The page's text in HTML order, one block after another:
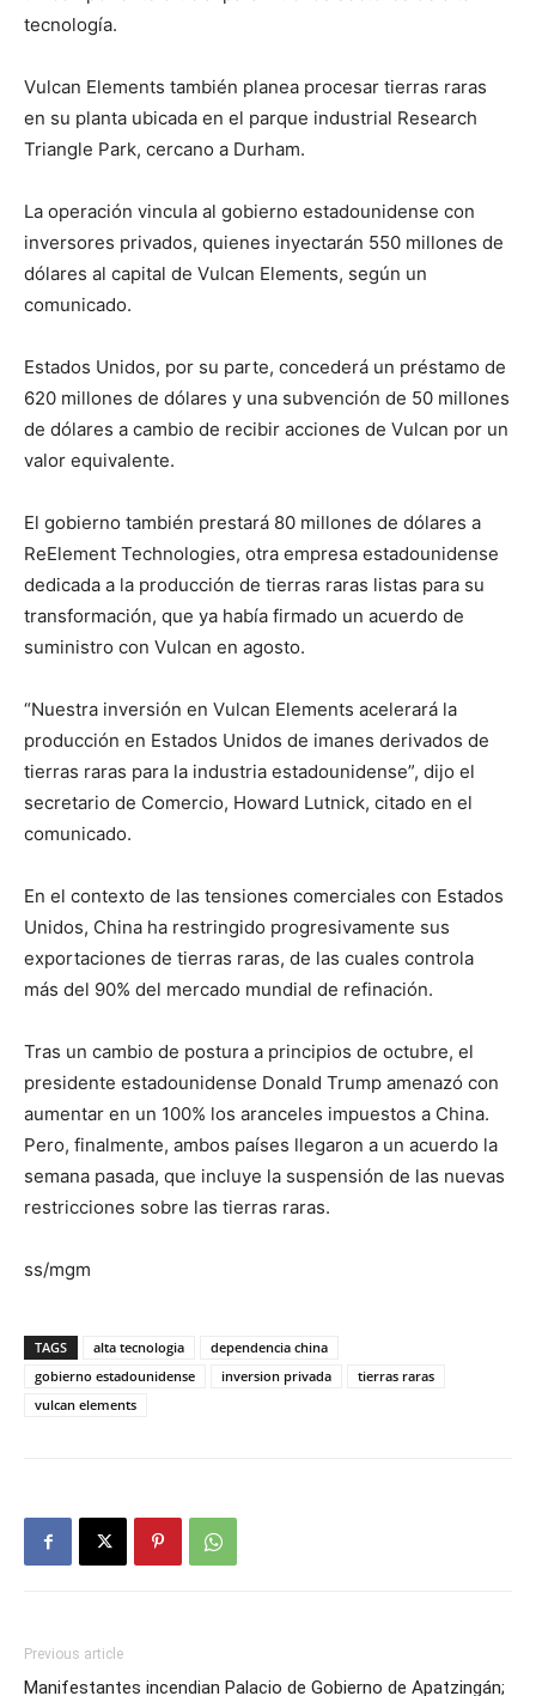
tecnología.
Vulcan Elements también planea procesar tierras raras
en su planta ubicada en el parque industrial Research
Triangle Park, cercano a Durham.
La operación vincula al gobierno estadounidense con
inversores privados, quienes inyectarán 550 millones de
dólares al capital de Vulcan Elements, según un
comunicado.
Estados Unidos, por su parte, concederá un préstamo de
620 millones de dólares y una subvención de 50 millones
de dólares a cambio de recibir acciones de Vulcan por un
valor equivalente.
El gobierno también prestará 80 millones de dólares a
ReElement Technologies, otra empresa estadounidense
dedicada a la producción de tierras raras listas para su
transformación, que ya había firmado un acuerdo de
suministro con Vulcan en agosto.
“Nuestra inversión en Vulcan Elements acelerará la
producción en Estados Unidos de imanes derivados de
tierras raras para la industria estadounidense”, dijo el
secretario de Comercio, Howard Lutnick, citado en el
comunicado.
En el contexto de las tensiones comerciales con Estados
Unidos, China ha restringido progresivamente sus
exportaciones de tierras raras, de las cuales controla
más del 90% del mercado mundial de refinación.
Tras un cambio de postura a principios de octubre, el
presidente estadounidense Donald Trump amenazó con
aumentar en un 100% los aranceles impuestos a China.
Pero, finalmente, ambos países llegaron a un acuerdo la
semana pasada, que incluye la suspensión de las nuevas
restricciones sobre las tierras raras.
ss/mgm
TAGS alta tecnologia
dependencia china
gobierno estadounidense
inversion privada
tierras raras
vulcan elements
Previous article
Manifestantes incendian Palacio de Gobierno de Apatzingán;